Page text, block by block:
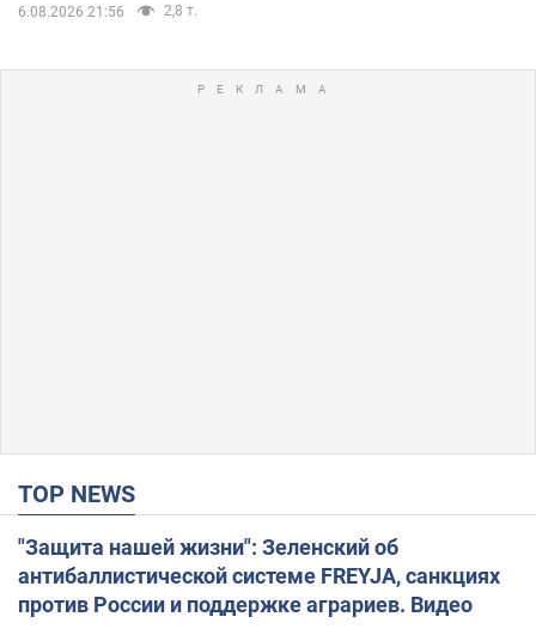
6.08.2026 21:56 2,8 т.
TOP NEWS
"Защита нашей жизни": Зеленский об
антибаллистической системе FREYJA, санкциях
против России и поддержке аграриев. Видео